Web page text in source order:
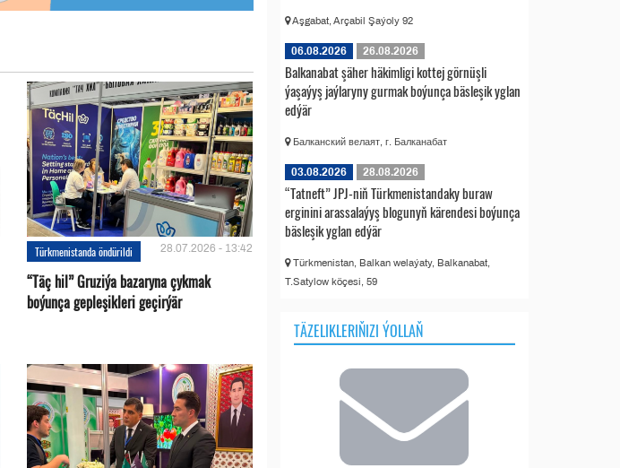
Türkmenistanda öndürildi 28.07.2026 - 13:42
“Täç hil” Gruziýa bazaryna çykmak
boýunça gepleşikleri geçirýär
Aşgabat, Arçabil Şaýoly 92
06.08.2026 26.08.2026
Balkanabat şäher häkimligi kottej görnüşli
ýaşaýyş jaýlaryny gurmak boýunça bäsleşik yglan
edýär
Балканский велаят, г. Балканабат
03.08.2026 28.08.2026
“Tatneft” JPJ-niň Türkmenistandaky buraw
erginini arassalaýyş blogunyň kärendesi boýunça
bäsleşik yglan edýär
Türkmenistan, Balkan welaýaty, Balkanabat,
T.Satylow köçesi, 59
TÄZELIKLERIŇIZI ÝOLLAŇ